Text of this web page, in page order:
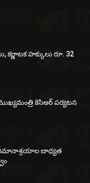
హక్కులు రూ. 32
కెసిఆర్ పర్యటన
విమానాశ్రయాల బాధ్యత